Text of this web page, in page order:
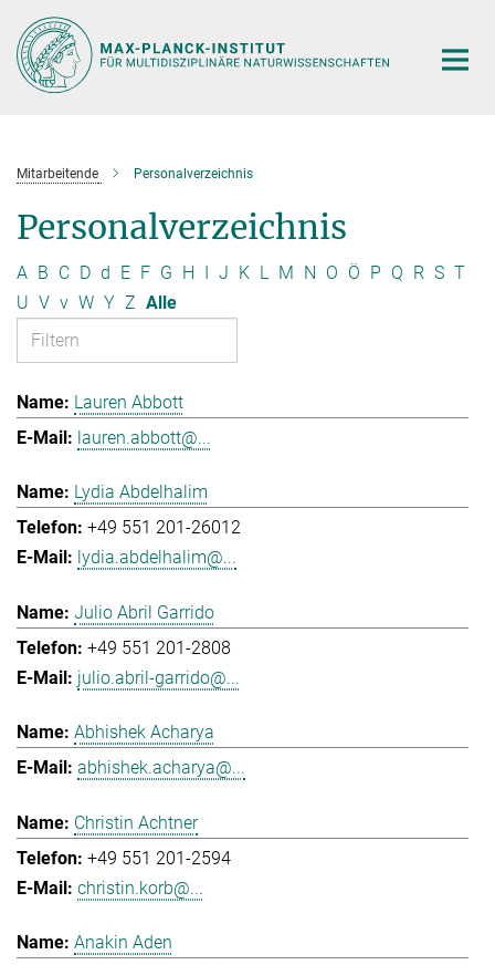
Hauptinhalt
Mitarbeitende Personalverzeichnis
Personalverzeichnis
A B C D d E F G H I J K L M N O Ö P Q R S T
U V v W Y Z Alle
Lauren Abbott
lauren.abbott@...
Lydia Abdelhalim
+49 551 201-26012
lydia.abdelhalim@...
Julio Abril Garrido
+49 551 201-2808
julio.abril-garrido@...
Abhishek Acharya
abhishek.acharya@...
Christin Achtner
+49 551 201-2594
christin.korb@...
Anakin Aden